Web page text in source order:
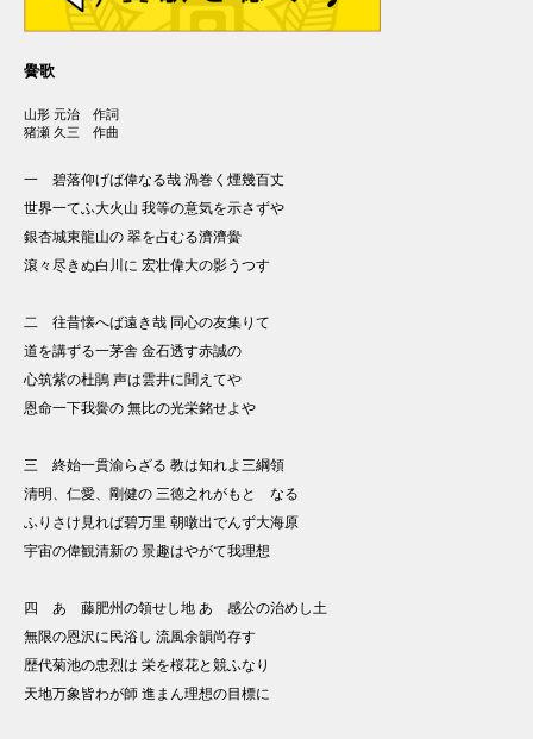
黌歌
山形 元治 作詞
猪瀬 久三 作曲
一 碧落仰げば偉なる哉 渦巻く煙幾百丈
世界一てふ大火山 我等の意気を示さずや
銀杏城東龍山の 翠を占むる濟濟黌
滾々尽きぬ白川に 宏壮偉大の影うつす
二 往昔懐へば遠き哉 同心の友集りて
道を講ずる一茅舎 金石透す赤誠の
心筑紫の杜鵑 声は雲井に聞えてや
恩命一下我黌の 無比の光栄銘せよや
三 終始一貫渝らざる 教は知れよ三綱領
清明、仁愛、剛健の 三徳之れがもとゝなる
ふりさけ見れば碧万里 朝暾出でんず大海原
宇宙の偉観清新の 景趣はやがて我理想
四 あゝ藤肥州の領せし地 あゝ感公の治めし土
無限の恩沢に民浴し 流風余韻尚存す
歴代菊池の忠烈は 栄を桜花と競ふなり
天地万象皆わが師 進まん理想の目標に